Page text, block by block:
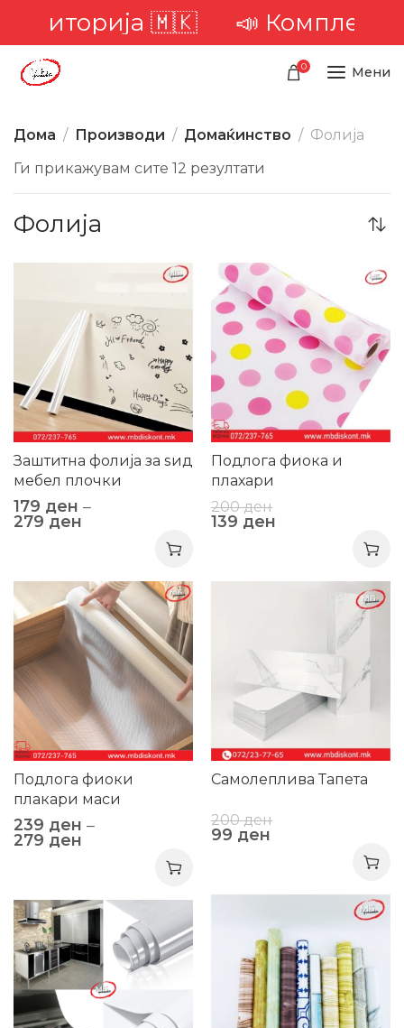
🇲🇰📣 Комплетна
0 Мени
Дома Производи Домаќинство
Фолија
Ги прикажувам сите 12 резултати
Фолија
Заштитна фолија за ѕид
мебел плочки
електростатична без
лепак 2м
179 ден –
279 ден
-31%
Подлога фиока и
плахари
200ден
139 ден
-44%
Подлога фиоки
плакари маси
повекенаменска
239 ден –
279 ден
Самолеплива Тапета
200ден
99 ден
-40%